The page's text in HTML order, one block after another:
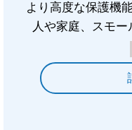
より高度な保護機
人や家庭、スモ